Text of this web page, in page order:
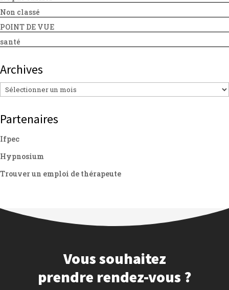
Non classé
POINT DE VUE
santé
Archives
Archives
Partenaires
Ifpec
Hypnosium
Trouver un emploi de thérapeute
Vous souhaitez
prendre rendez-vous ?